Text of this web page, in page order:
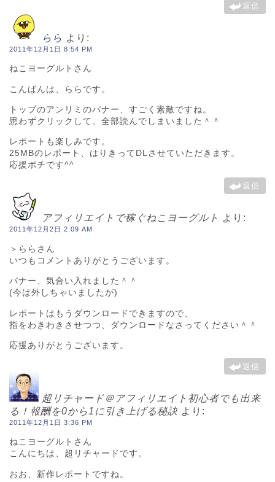
返信
らら より:
2011年12月1日 8:54 PM
ねこヨーグルトさん
こんばんは、ららです。
トップのアンリミのバナー、すごく素敵ですね。
思わずクリックして、全部読んでしまいました＾＾
レポートも楽しみです。
25MBのレポート、はりきってDLさせていただきます。
応援ポチです^^
返信
アフィリエイトで稼ぐねこヨーグルト より:
2011年12月2日 2:09 AM
＞ららさん
いつもコメントありがとうございます。
バナー、気合い入れました＾＾
(今は外しちゃいましたが)
レポートはもうダウンロードできますので、
指をわきわきさせつつ、ダウンロードなさってください＾＾
応援ありがとうございます。
返信
超リチャード＠アフィリエイト初心者でも出来
る！報酬を0から1に引き上げる秘訣 より:
2011年12月1日 3:36 PM
ねこヨーグルトさん
こんにちは、超リチャードです。
おお、新作レポートですね。